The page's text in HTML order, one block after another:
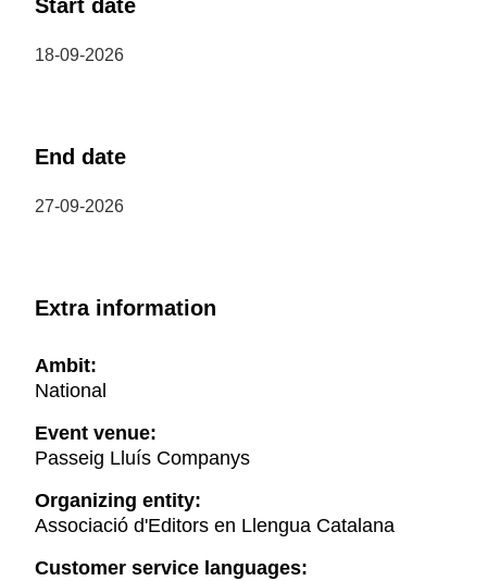
Start date
18-09-2026
End date
27-09-2026
Extra information
Ambit:
National
Event venue:
Passeig Lluís Companys
Organizing entity:
Associació d'Editors en Llengua Catalana
Customer service languages: